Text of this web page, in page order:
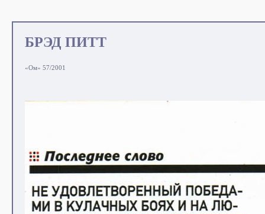
БРЭД ПИТТ
«Ом» 57/2001